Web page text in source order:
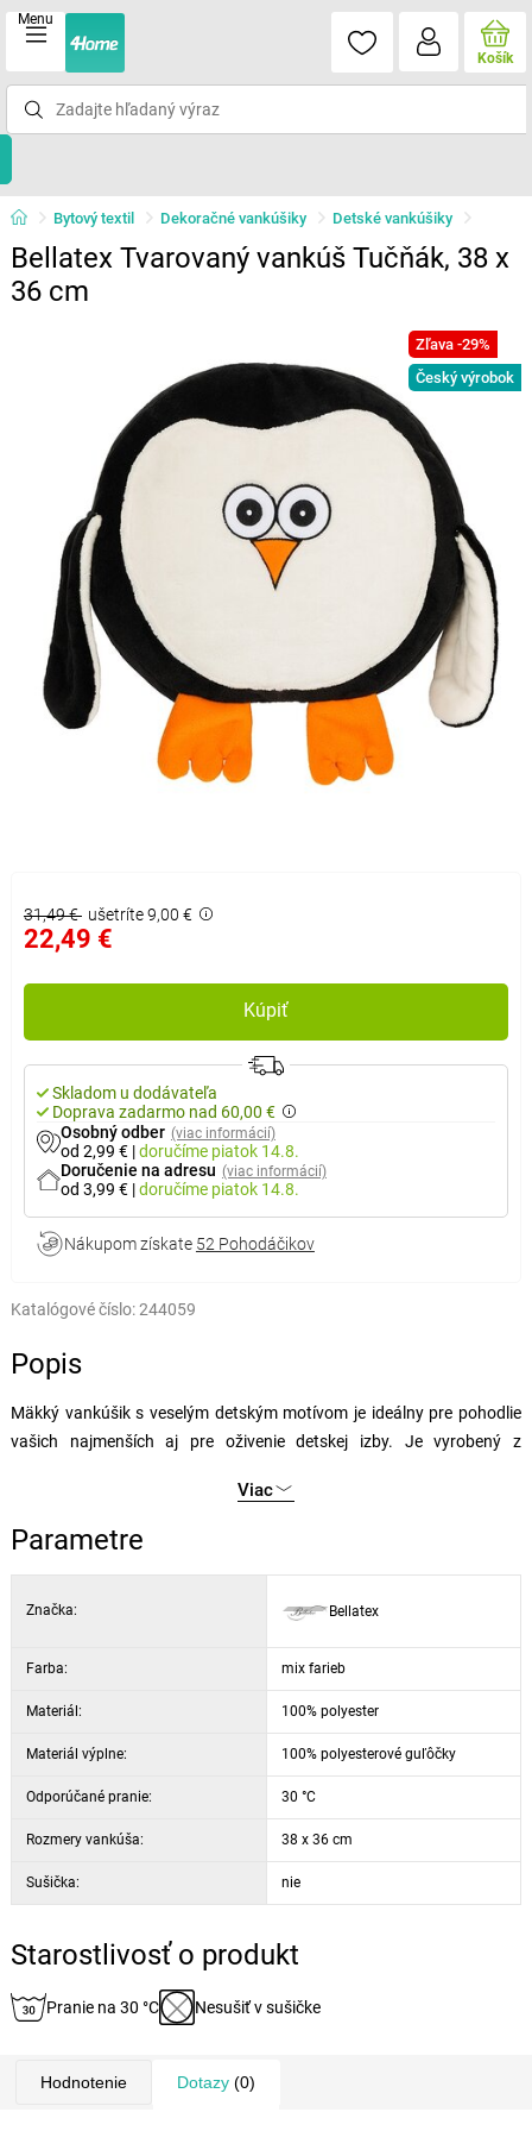
Menu
Košík
Bytový textil Dekoračné vankúšiky Detské vankúšiky
Bellatex Tvarovaný vankúš Tučňák, 38 x
36 cm
Zľava -29%
Český výrobok
31,49 € ušetríte 9,00 €
22,49 €
Kúpiť
Skladom u dodávateľa
Doprava zadarmo nad 60,00 €
Osobný odber (viac informácií)
od 2,99 € |doručíme piatok 14.8.
Doručenie na adresu (viac informácií)
od 3,99 € |doručíme piatok 14.8.
Nákupom získate 52 Pohodáčikov
Katalógové číslo:244059
Popis
Mäkký vankúšik s veselým detským motívom je ideálny pre pohodlie
vašich najmenších aj pre oživenie detskej izby. Je vyrobený z
Ľahká údržba praním a šetrným odstredením z neho robí praktický
doplnok každodenného používania. Sušenie v sušičke ani žehlenie sa
Viac
Parametre
Značka: Bellatex
Farba: mix farieb
Materiál: 100% polyester
Materiál výplne: 100% polyesterové guľôčky
Odporúčané pranie: 30 °C
Rozmery vankúša: 38 x 36 cm
Sušička: nie
Starostlivosť o produkt
Pranie na 30 °C Nesušiť v sušičke
Hodnotenie Dotazy(0)